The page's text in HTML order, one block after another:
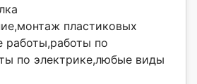
пластиковых
работы,работы по
по электрике,любые виды